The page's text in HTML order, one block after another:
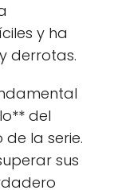
y ha
derrotas.
del
la serie.
sus